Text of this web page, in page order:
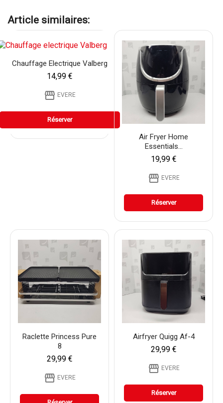
Article similaires:
Chauffage Electrique Valberg
14,99 €
storefront EVERE
Réserver
Air Fryer Home
Essentials...
19,99 €
storefront EVERE
Réserver
Raclette Princess Pure
8
29,99 €
storefront EVERE
Airfryer Quigg Af-4
29,99 €
storefront EVERE
Réserver